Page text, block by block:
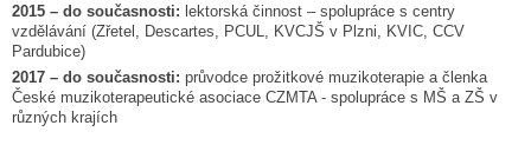
2015 – do současnosti: lektorská činnost – spolupráce s centry
vzdělávání (Zřetel, Descartes, PCUL, KVCJŠ v Plzni, KVIC, CCV
Pardubice)
2017 – do současnosti: průvodce prožitkové muzikoterapie a členka
České muzikoterapeutické asociace CZMTA - spolupráce s MŠ a ZŠ v
různých krajích